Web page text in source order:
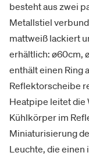
besteht aus zwei
Metallstiel
mattweiß lackiert
erhältlich: ø60cm,
enthält einen Ring
Reflektorscheibe
Heatpipe leitet die
Kühlkörper im
Miniaturisierung
Leuchte, die einen